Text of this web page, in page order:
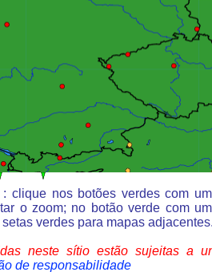
clique nos botões verdes com
o zoom; no botão verde com
verdes para mapas
neste sítio estão sujeitas a
de responsabilidade